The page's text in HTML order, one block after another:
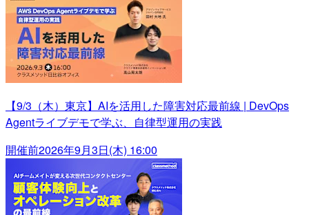
【9/3（木）東京】AIを活用した障害対応最前線 | DevOps
Agentライブデモで学ぶ、自律型運用の実践
開催前2026年9月3日(木) 16:00